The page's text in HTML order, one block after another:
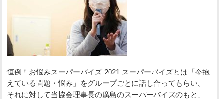
恒例！お悩みスーパーバイズ 2021 スーパーバイズとは「今抱
えている問題・悩み」をグループごとに話し合ってもらい、
それに対して当協会理事長の廣島のスーパーバイズのもと、